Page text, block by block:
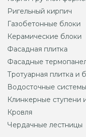
Ригельный кирпич
Газобетонные блоки
Керамические блоки
Фасадная плитка
Фасадные
Тротуарная плитка и
Водосточные системы
Клинкерные ступени
Кровля
Чердачные лестницы